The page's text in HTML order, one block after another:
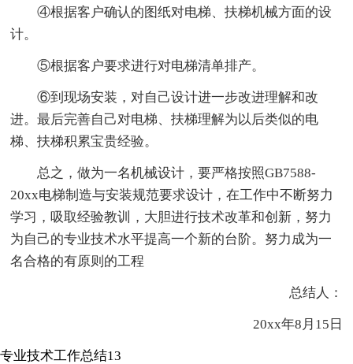
④根据客户确认的图纸对电梯、扶梯机械方面的设
计。
⑤根据客户要求进行对电梯清单排产。
⑥到现场安装，对自己设计进一步改进理解和改
进。最后完善自己对电梯、扶梯理解为以后类似的电
梯、扶梯积累宝贵经验。
总之，做为一名机械设计，要严格按照GB7588-
20xx电梯制造与安装规范要求设计，在工作中不断努力
学习，吸取经验教训，大胆进行技术改革和创新，努力
为自己的专业技术水平提高一个新的台阶。努力成为一
名合格的有原则的工程
总结人：
20xx年8月15日
专业技术工作总结13